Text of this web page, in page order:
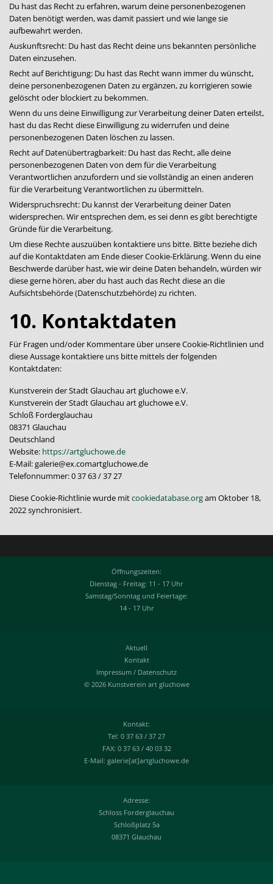
Du hast das Recht zu erfahren, warum deine personenbezogenen
Daten benötigt werden, was damit passiert und wie lange sie
aufbewahrt werden.
Auskunftsrecht: Du hast das Recht deine uns bekannten persönliche
Daten einzusehen.
Recht auf Berichtigung: Du hast das Recht wann immer du wünscht,
deine personenbezogenen Daten zu ergänzen, zu korrigieren sowie
gelöscht oder blockiert zu bekommen.
Wenn du uns deine Einwilligung zur Verarbeitung deiner Daten erteilst,
hast du das Recht diese Einwilligung zu widerrufen und deine
personenbezogenen Daten löschen zu lassen.
Recht auf Datenübertragbarkeit: Du hast das Recht, alle deine
personenbezogenen Daten von dem für die Verarbeitung
Verantwortlichen anzufordern und sie vollständig an einen anderen
für die Verarbeitung Verantwortlichen zu übermitteln.
Widerspruchsrecht: Du kannst der Verarbeitung deiner Daten
widersprechen. Wir entsprechen dem, es sei denn es gibt berechtigte
Gründe für die Verarbeitung.
Um diese Rechte auszuüben kontaktiere uns bitte. Bitte beziehe dich
auf die Kontaktdaten am Ende dieser Cookie-Erklärung. Wenn du eine
Beschwerde darüber hast, wie wir deine Daten behandeln, würden wir
diese gerne hören, aber du hast auch das Recht diese an die
Aufsichtsbehörde (Datenschutzbehörde) zu richten.
10. Kontaktdaten
Für Fragen und/oder Kommentare über unsere Cookie-Richtlinien und
diese Aussage kontaktiere uns bitte mittels der folgenden
Kontaktdaten:
Kunstverein der Stadt Glauchau art gluchowe e.V.
Kunstverein der Stadt Glauchau art gluchowe e.V.
Schloß Forderglauchau
08371 Glauchau
Deutschland
Website: https://artgluchowe.de
E-Mail:galerie@ex.comartgluchowe.de
Telefonnummer: 0 37 63 / 37 27
Diese Cookie-Richtlinie wurde mitcookiedatabase.orgam Oktober 18,
2022 synchronisiert.
Öffnungszeiten:
Dienstag - Freitag: 11 - 17 Uhr
Samstag/Sonntag und Feiertage:
14 - 17 Uhr
Aktuell
Kontakt
Impressum / Datenschutz
© 2026 Kunstverein art gluchowe
Kontakt:
Tel: 0 37 63 / 37 27
FAX: 0 37 63 / 40 03 32
E-Mail: galerie[at]artgluchowe.de
Adresse:
Schloss Forderglauchau
Schloßplatz 5a
08371 Glauchau